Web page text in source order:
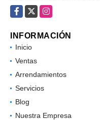
Facebook
X Instagram
INFORMACIÓN
Inicio
Ventas
Arrendamientos
Servicios
Blog
Nuestra Empresa